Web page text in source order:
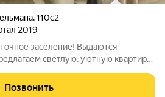
,110с2
2019
заселение! Выдаются
рестораны, пицца, суши World
Позвонить